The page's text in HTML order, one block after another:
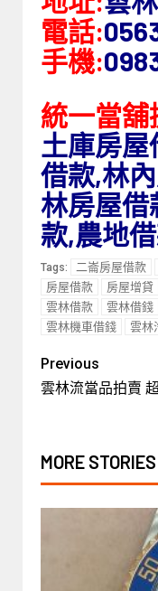
電話:
手機:
統一當舖
土庫房屋
借款,林
林房屋借
款,農地
Tags: 二崙房屋借款
房屋借款
房屋增貸
雲林借款
雲林借錢
雲林機車借錢
雲林
Previous
雲林流當品拍賣
MORE STORIES